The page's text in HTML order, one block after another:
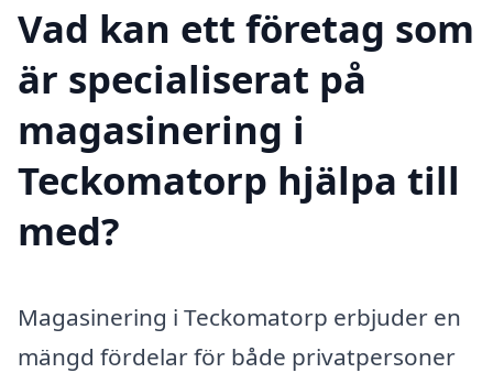
Vad kan ett företag som
är specialiserat på
magasinering i
Teckomatorp hjälpa till
med?
Magasinering i Teckomatorp erbjuder en
mängd fördelar för både privatpersoner